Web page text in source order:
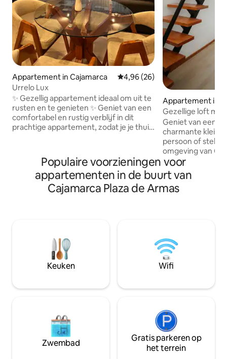
Appartement in Cajamarca Gemiddelde beoordeling van
4,96 (26)
Urrelo Lux
✨ Gezellig appartement ideaal om uit te
rusten en te genieten ✨ Geniet van een
comfortabel en rustig verblijf in dit
prachtige appartement, zodat je je thuis
voor rust, werk of toeristische reizen.
Het is volledig uitgerust, comfortabel,
gelegen op 5 blokken van Plaza de
Armas, in een veilige en gemakkelijk
toegankelijke omgeving, dicht bij
Appartement in
Gezellige loft
in Cajamarca.
Geniet van een
charmante kleine
persoon of stel.
omgeving van
deze ruimte
prachtig uitzicht
zonsopgang tot
kunt genieten.
natuurlijk licht.
ontspannen, te
ontdekken.
Populaire voorzieningen voor
appartementen in de buurt van
Cajamarca Plaza de Armas
Keuken Wifi
Zwembad
Gratis parkeren op
het terrein